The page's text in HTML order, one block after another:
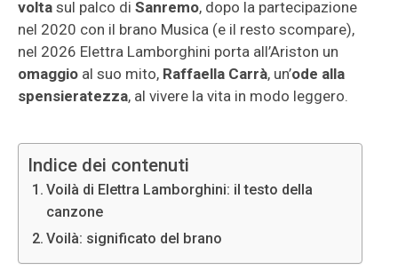
volta sul palco di Sanremo, dopo la partecipazione
nel 2020 con il brano Musica (e il resto scompare),
nel 2026 Elettra Lamborghini porta all’Ariston un
omaggio al suo mito, Raffaella Carrà, un’ode alla
spensieratezza, al vivere la vita in modo leggero.
Indice dei contenuti
Voilà di Elettra Lamborghini: il testo della
canzone
Voilà: significato del brano